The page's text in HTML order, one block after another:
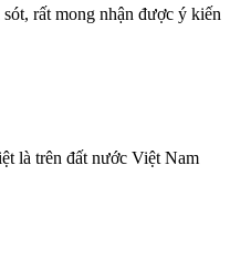
rất mong nhận được ý kiến
là trên đất nước Việt Nam